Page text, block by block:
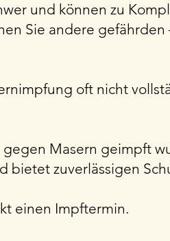
und können zu
Sie andere
oft nicht
Masern geimpft
bietet zuverlässigen
einen Impftermin.